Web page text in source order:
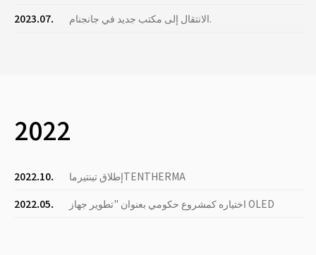
2023.07.
الانتقال إلى مكتب جديد في جانجنام.
2022
2022.10.
إطلاق تينتيرماTENTHERMA
2022.05.
اختياره كمشروع حكومي بعنوان "تطوير جهاز OLED